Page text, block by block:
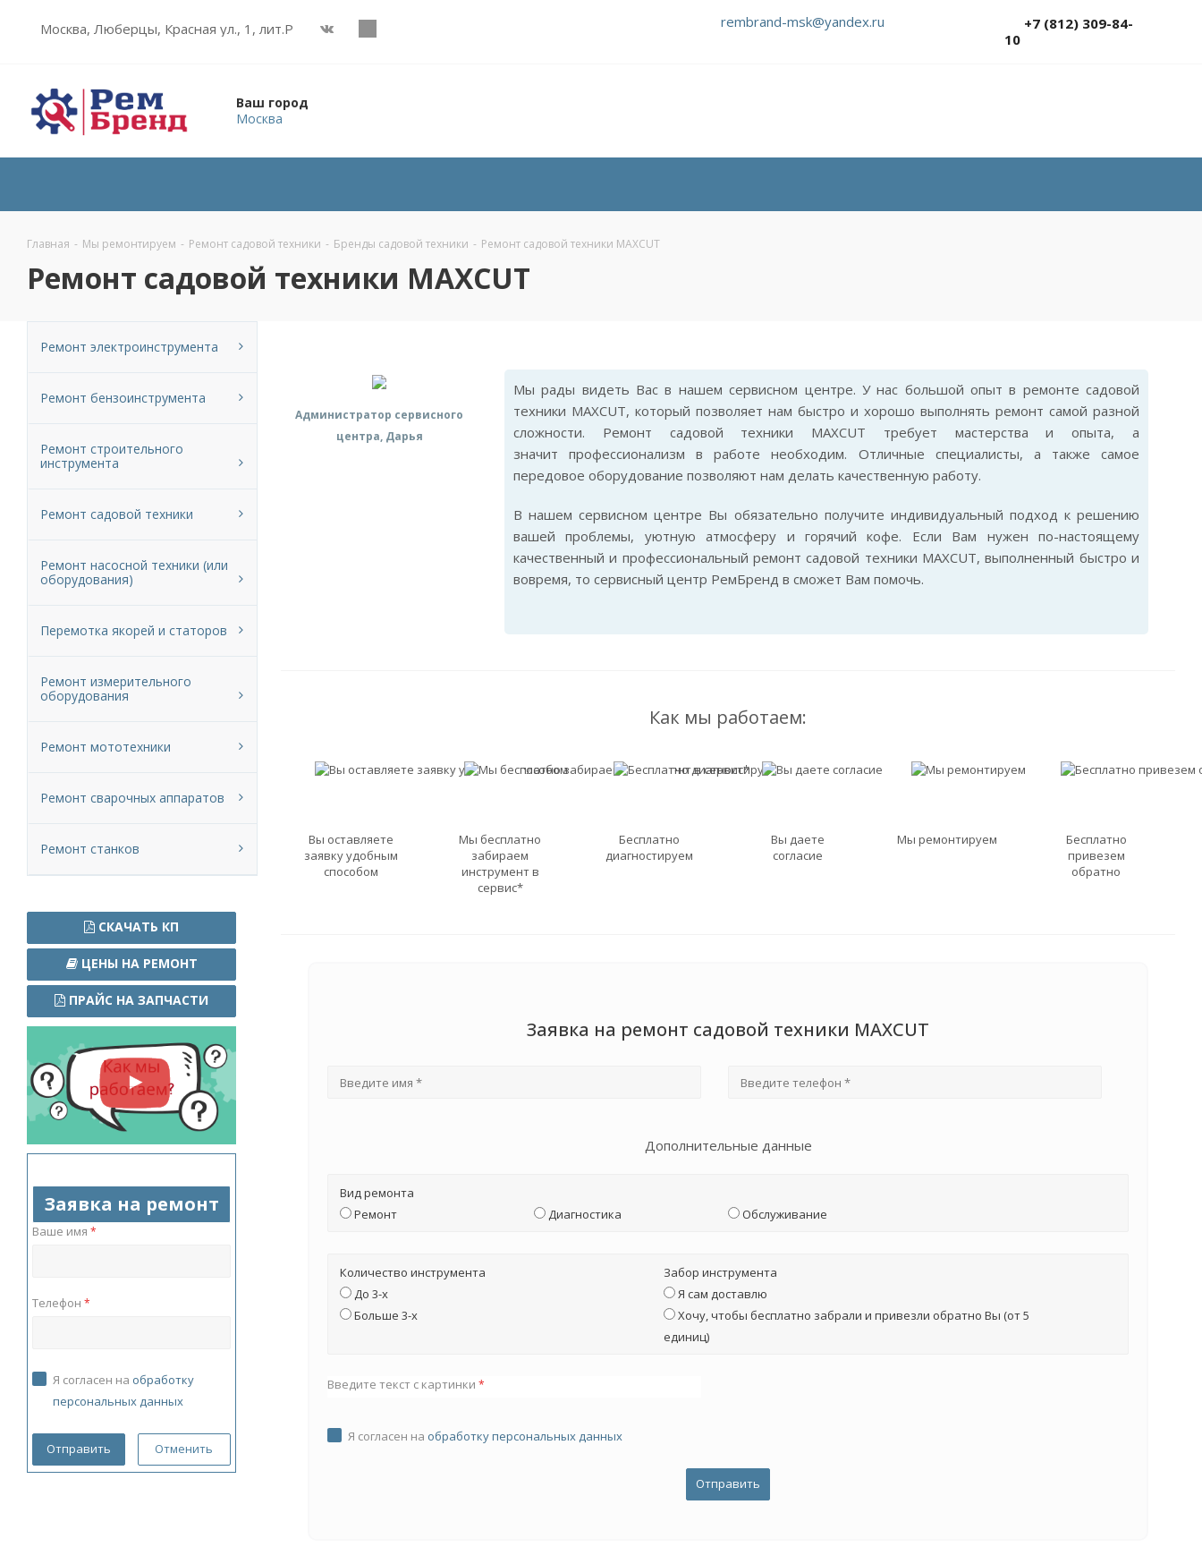
Москва, Люберцы, Красная ул., 1, лит.Р rembrand-msk@yandex.ru
+7 (812) 309-84-
10
Ваш город
Москва
Главная - Мы ремонтируем - Ремонт садовой техники - Бренды садовой техники - Ремонт садовой техники MAXCUT
Ремонт садовой техники MAXCUT
Администратор сервисного
центра, Дарья
Мы рады видеть Вас в нашем сервисном центре. У нас большой опыт в ремонте садовой
техники MAXCUT, который позволяет нам быстро и хорошо выполнять ремонт самой разной
сложности. Ремонт садовой техники MAXCUT требует мастерства и опыта, а
значит профессионализм в работе необходим. Отличные специалисты, а также самое
передовое оборудование позволяют нам делать качественную работу.
В нашем сервисном центре Вы обязательно получите индивидуальный подход к решению
вашей проблемы, уютную атмосферу и горячий кофе. Если Вам нужен по-настоящему
качественный и профессиональный ремонт садовой техники MAXCUT, выполненный быстро и
вовремя, то сервисный центр РемБренд в сможет Вам помочь.
Как мы работаем:
Вы оставляете
заявку удобным
способом
Мы бесплатно
забираем
инструмент в
сервис*
Бесплатно
диагностируем
Вы даете
согласие
Мы ремонтируем
Бесплатно
привезем
обратно
Заявка на ремонт садовой техники MAXCUT
Дополнительные данные
Вид ремонта
Ремонт
Диагностика Обслуживание
Количество инструмента
До 3-х
Больше 3-х
Забор инструмента
Я сам доставлю
Хочу, чтобы бесплатно забрали и привезли обратно Вы (от 5
единиц)
Введите текст с картинки *
Я согласен на обработку персональных данных
Ремонт электроинструмента
Ремонт бензоинструмента
Ремонт строительного
инструмента
Ремонт садовой техники
Ремонт насосной техники (или
оборудования)
Перемотка якорей и статоров
Ремонт измерительного
оборудования
Ремонт мототехники
Ремонт сварочных аппаратов
Ремонт станков
СКАЧАТЬ КП
ЦЕНЫ НА РЕМОНТ
ПРАЙС НА ЗАПЧАСТИ
Заявка на ремонт
Ваше имя *
Телефон *
Я согласен на обработку
персональных данных
Отменить